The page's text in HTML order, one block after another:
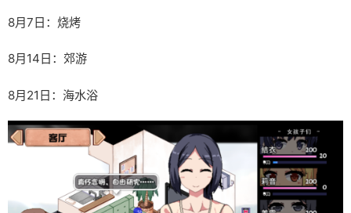
8月7日：烧烤
8月14日：郊游
8月21日：海水浴